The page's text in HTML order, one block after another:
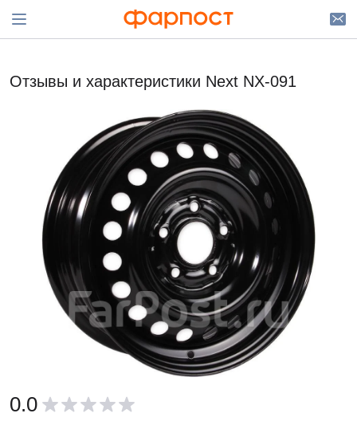
Отзывы и характеристики Next NX-091
0.0